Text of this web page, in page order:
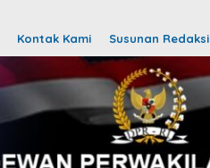
Kontak Kami Susunan Redaksi